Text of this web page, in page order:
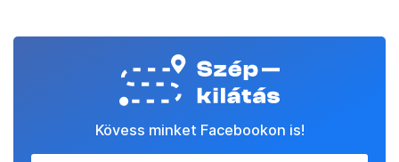
Kövess minket Facebookon is!